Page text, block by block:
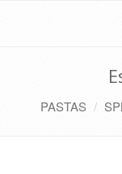
PASTAS